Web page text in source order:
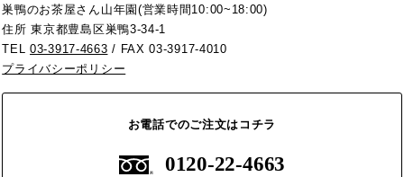
巣鴨のお茶屋さん山年園(営業時間10:00~18:00)
住所 東京都豊島区巣鴨3-34-1
TEL03-3917-4663 / FAX 03-3917-4010
プライバシーポリシー
お電話でのご注文はコチラ
0120-22-4663